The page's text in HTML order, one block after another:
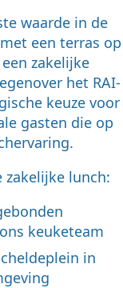
waarde in de
een terras op
zakelijke
het RAI-
keuze voor
gasten die op
zakelijke lunch:
keuketeam
in